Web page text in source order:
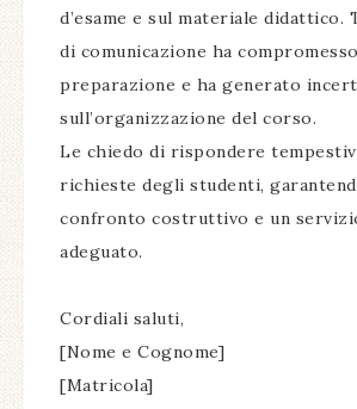
d’esame e sul materiale didattico.
di comunicazione ha
preparazione e ha generato
sull’organizzazione del corso.
Le chiedo di rispondere
richieste degli studenti,
confronto costruttivo e un
adeguato.
Cordiali saluti,
[Nome e Cognome]
[Matricola]